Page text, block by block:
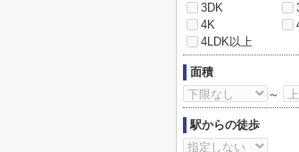
3DK
4K
4LDK以上
面積
～
駅からの徒歩